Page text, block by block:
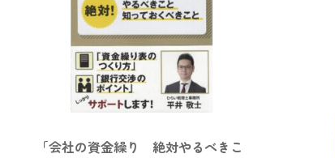
「会社の資金繰り 絶対やるべきこ